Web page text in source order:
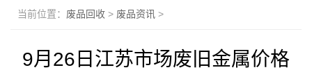
当前位置： 废品回收 > 废品资讯 >
9月26日江苏市场废旧金属价格